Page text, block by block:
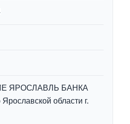
ЯРОСЛАВЛЬ БАНКА
области г.